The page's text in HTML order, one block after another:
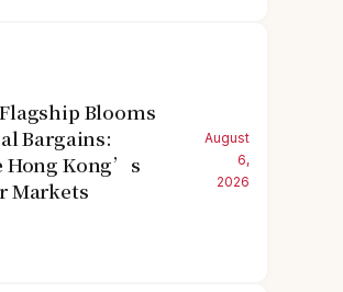
Blooms
Bargains:
Hong Kong’s
Markets
August
6,
2026